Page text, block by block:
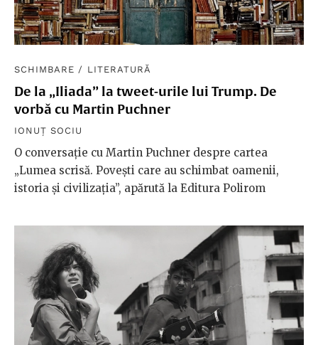
SCHIMBARE / LITERATURĂ
De la „Iliada” la tweet-urile lui Trump. De
vorbă cu Martin Puchner
IONUȚ SOCIU
O conversație cu Martin Puchner despre cartea
„Lumea scrisă. Povești care au schimbat oamenii,
istoria și civilizația”, apărută la Editura Polirom